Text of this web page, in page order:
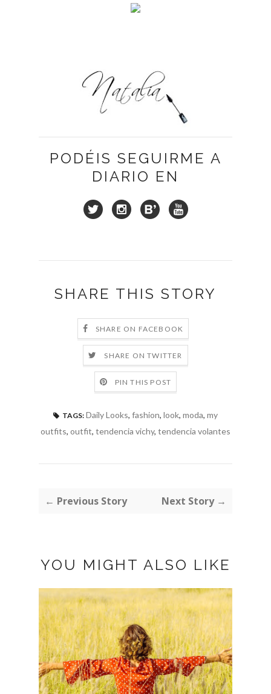
PODÉIS SEGUIRME A
DIARIO EN
SHARE THIS STORY
SHARE ON FACEBOOK
SHARE ON TWITTER
PIN THIS POST
TAGS: Daily Looks, fashion, look, moda, my
outfits, outfit, tendencia vichy, tendencia volantes
← Previous Story Next Story →
YOU MIGHT ALSO LIKE